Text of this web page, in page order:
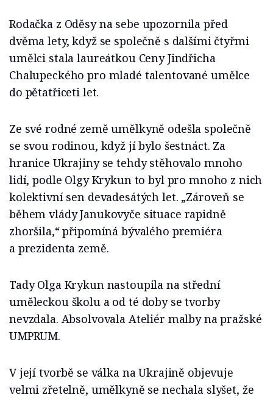
Rodačka z Oděsy na sebe upozornila před
dvěma lety, když se společně s dalšími čtyřmi
umělci stala laureátkou Ceny Jindřicha
Chalupeckého pro mladé talentované umělce
do pětatřiceti let.
Ze své rodné země umělkyně odešla společně
se svou rodinou, když jí bylo šestnáct. Za
hranice Ukrajiny se tehdy stěhovalo mnoho
lidí, podle Olgy Krykun to byl pro mnoho z nich
kolektivní sen devadesátých let. „Zároveň se
během vlády Janukovyče situace rapidně
zhoršila,“ připomíná bývalého premiéra
a prezidenta země.
Tady Olga Krykun nastoupila na střední
uměleckou školu a od té doby se tvorby
nevzdala. Absolvovala Ateliér malby na pražské
UMPRUM.
V její tvorbě se válka na Ukrajině objevuje
velmi zřetelně, umělkyně se nechala slyšet, že